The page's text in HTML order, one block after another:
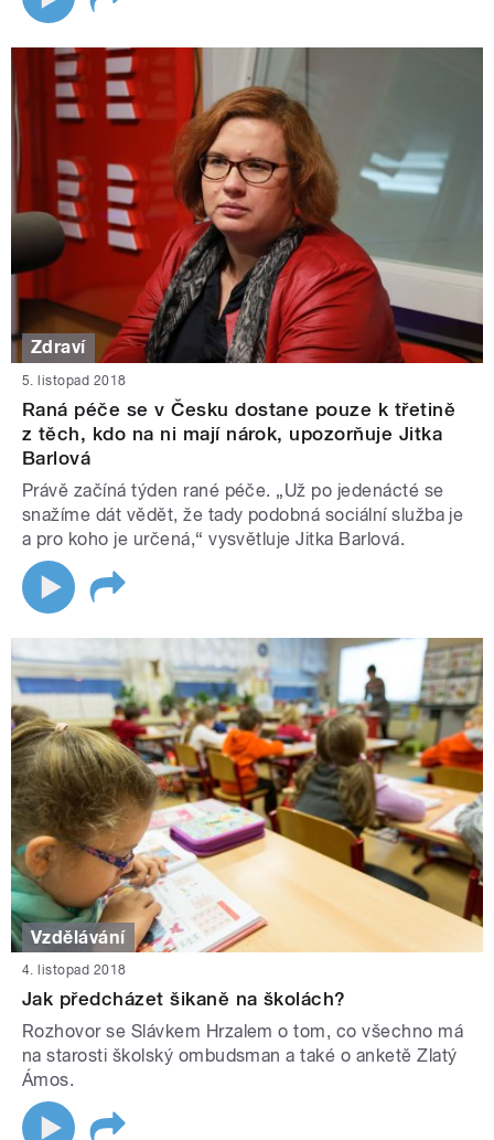
Zdraví
5. listopad 2018
Raná péče se v Česku dostane pouze k třetině
z těch, kdo na ni mají nárok, upozorňuje Jitka
Barlová
Právě začíná týden rané péče. „Už po jedenácté se
snažíme dát vědět, že tady podobná sociální služba je
a pro koho je určená,“ vysvětluje Jitka Barlová.
Vzdělávání
4. listopad 2018
Jak předcházet šikaně na školách?
Rozhovor se Slávkem Hrzalem o tom, co všechno má
na starosti školský ombudsman a také o anketě Zlatý
Ámos.